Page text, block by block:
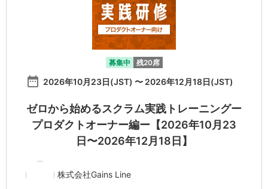
募集中 残20席
date_range 2026年10月23日(JST) 〜 2026年12月18日(JST)
ゼロから始めるスクラム実践トレーニングー
プロダクトオーナー編ー【2026年10月23
日〜2026年12月18日】
株式会社Gains Line